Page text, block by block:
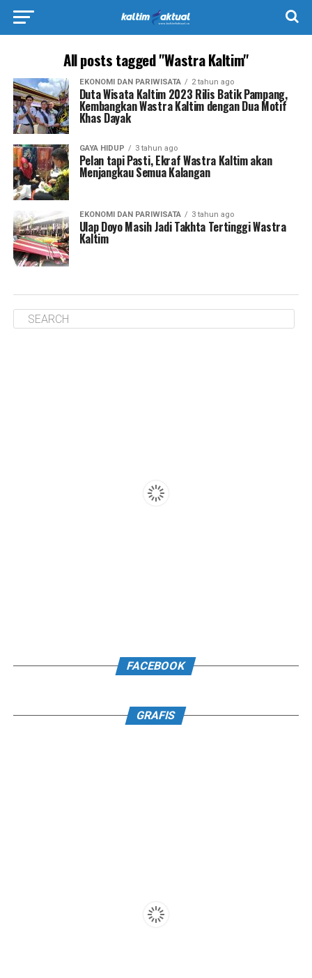
All posts tagged "Wastra Kaltim"
EKONOMI DAN PARIWISATA 2 tahun ago
Duta Wisata Kaltim 2023 Rilis Batik Pampang,
Kembangkan Wastra Kaltim dengan Dua Motif
Khas Dayak
GAYA HIDUP 3 tahun ago
Pelan tapi Pasti, Ekraf Wastra Kaltim akan
Menjangkau Semua Kalangan
EKONOMI DAN PARIWISATA 3 tahun ago
Ulap Doyo Masih Jadi Takhta Tertinggi Wastra
Kaltim
FACEBOOK
GRAFIS